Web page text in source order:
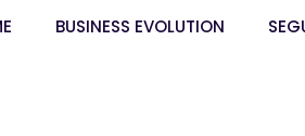
BUSINESS EVOLUTION